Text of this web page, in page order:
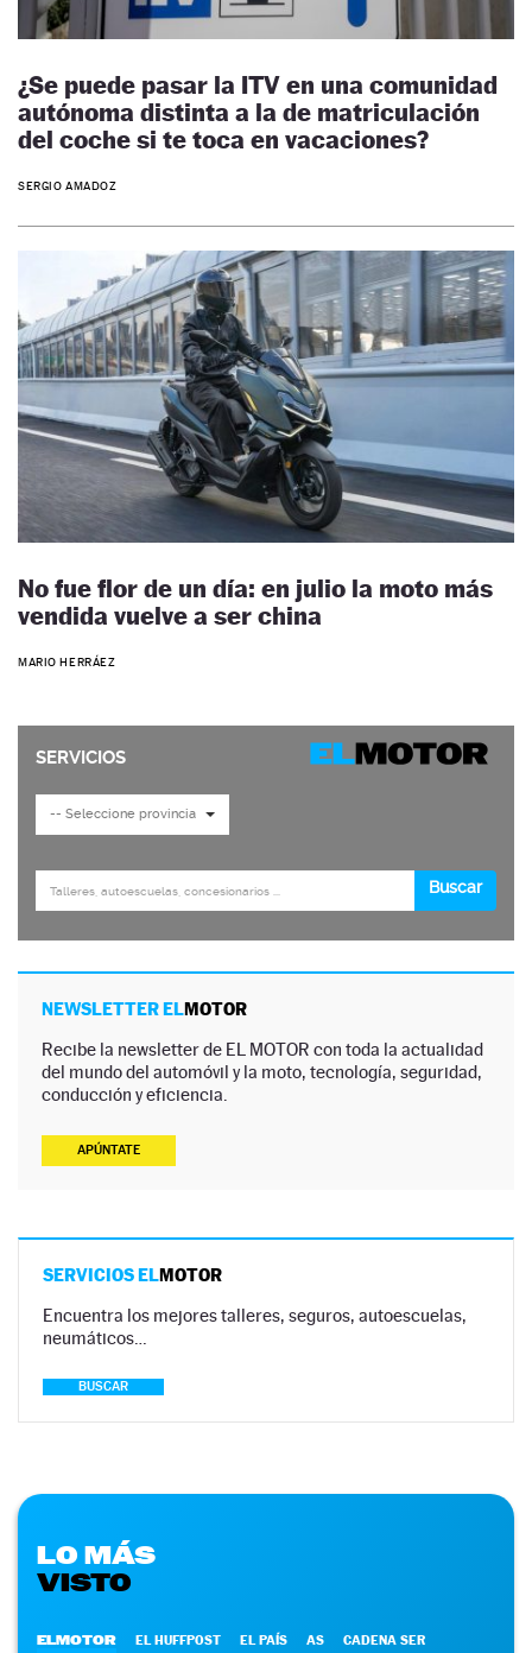
¿Se puede pasar la ITV en una comunidad
autónoma distinta a la de matriculación
del coche si te toca en vacaciones?
SERGIO AMADOZ
No fue flor de un día: en julio la moto más
vendida vuelve a ser china
MARIO HERRÁEZ
NEWSLETTER ELMOTOR
Recibe la newsletter de EL MOTOR con toda la actualidad
del mundo del automóvil y la moto, tecnología, seguridad,
conducción y eficiencia.
APÚNTATE
SERVICIOS ELMOTOR
Encuentra los mejores talleres, seguros, autoescuelas,
neumáticos…
BUSCAR
LO MÁS
VISTO
ELMOTOR EL HUFFPOST EL PAÍS AS CADENA SER